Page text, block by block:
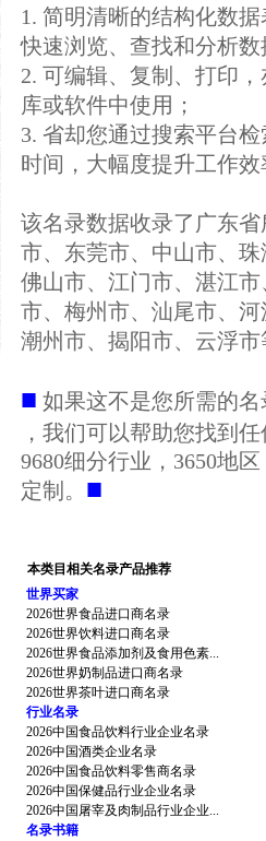
1. 简明清晰的结构化数
快速浏览、查找和分析数
2. 可编辑、复制、打印
库或软件中使用；
3. 省却您通过搜索平台
时间，大幅度提升工作效
该名录数据收录了广东
市、东莞市、中山市、
佛山市、江门市、湛江
市、梅州市、汕尾市、
潮州市、揭阳市、云浮市
■ 如果这不是您所需的
，我们可以帮助您找到
9680细分行业，3650地
定制。 ■
本类目相关名录产品推荐
世界买家
2026世界食品进口商名录
2026世界饮料进口商名录
2026世界食品添加剂及食用色素...
2026世界奶制品进口商名录
2026世界茶叶进口商名录
行业名录
2026中国食品饮料行业企业名录
2026中国酒类企业名录
2026中国食品饮料零售商名录
2026中国保健品行业企业名录
2026中国屠宰及肉制品行业企业...
名录书籍